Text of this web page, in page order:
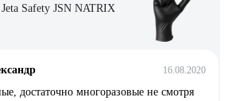
Safety JSN NATRIX
16.08.2020
достаточно многоразовые не смотря